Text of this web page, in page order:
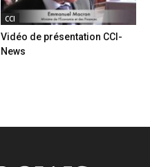
CCI
Vidéo de présentation CCI-
News